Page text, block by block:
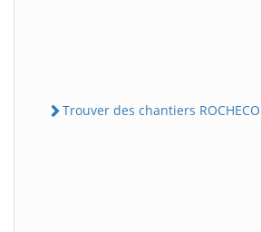
Trouver des chantiers